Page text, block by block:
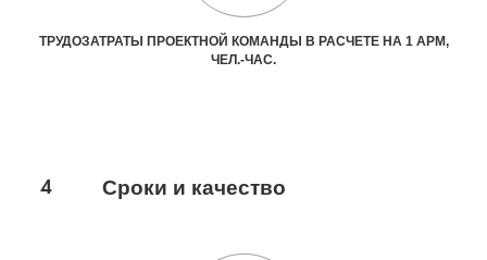
ТРУДОЗАТРАТЫ ПРОЕКТНОЙ КОМАНДЫ В РАСЧЕТЕ НА 1 АРМ,
ЧЕЛ.-ЧАС.
4 Сроки и качество